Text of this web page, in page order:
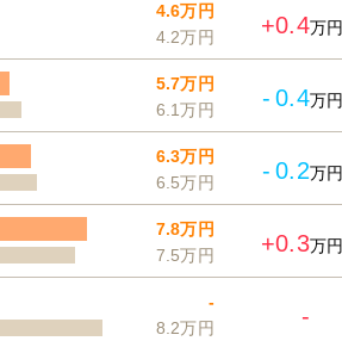
4.6万円
4.2万円
+0.4万円
5.7万円
6.1万円
-0.4万円
6.3万円
6.5万円
-0.2万円
7.8万円
7.5万円
+0.3万円
-
8.2万円
-